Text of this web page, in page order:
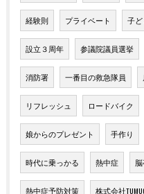
経験則 プライベート 子ど
設立３周年 参議院議員選挙
消防署 一番目の救急隊員
リフレッシュ ロードバイク
娘からのプレゼント 手作り
時代に乗っかる 熱中症
熱中症予防対策 株式会社